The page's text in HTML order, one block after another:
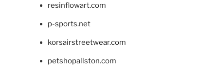
resinflowart.com
p-sports.net
korsairstreetwear.com
petshopallston.com